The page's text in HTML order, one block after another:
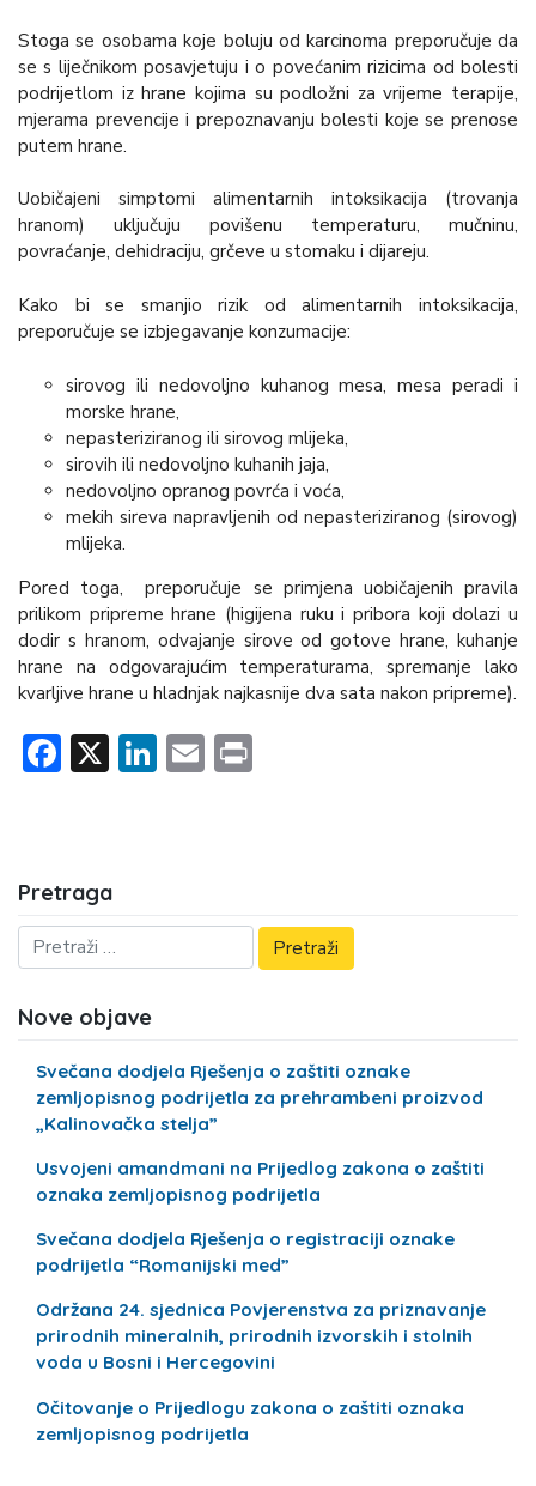
Stoga se osobama koje boluju od karcinoma preporučuje da
se s liječnikom posavjetuju i o povećanim rizicima od bolesti
podrijetlom iz hrane kojima su podložni za vrijeme terapije,
mjerama prevencije i prepoznavanju bolesti koje se prenose
putem hrane.
Uobičajeni simptomi alimentarnih intoksikacija (trovanja
hranom) uključuju povišenu temperaturu, mučninu,
povraćanje, dehidraciju, grčeve u stomaku i dijareju.
Kako bi se smanjio rizik od alimentarnih intoksikacija,
preporučuje se izbjegavanje konzumacije:
sirovog ili nedovoljno kuhanog mesa, mesa peradi i
morske hrane,
nepasteriziranog ili sirovog mlijeka,
sirovih ili nedovoljno kuhanih jaja,
nedovoljno opranog povrća i voća,
mekih sireva napravljenih od nepasteriziranog (sirovog)
mlijeka.
Pored toga, preporučuje se primjena uobičajenih pravila
prilikom pripreme hrane (higijena ruku i pribora koji dolazi u
dodir s hranom, odvajanje sirove od gotove hrane, kuhanje
hrane na odgovarajućim temperaturama, spremanje lako
kvarljive hrane u hladnjak najkasnije dva sata nakon pripreme).
Facebook
X LinkedIn
Email
Pretraga
Nove objave
Svečana dodjela Rješenja o zaštiti oznake
zemljopisnog podrijetla za prehrambeni proizvod
„Kalinovačka stelja”
Usvojeni amandmani na Prijedlog zakona o zaštiti
oznaka zemljopisnog podrijetla
Svečana dodjela Rješenja o registraciji oznake
podrijetla “Romanijski med”
Održana 24. sjednica Povjerenstva za priznavanje
prirodnih mineralnih, prirodnih izvorskih i stolnih
voda u Bosni i Hercegovini
Očitovanje o Prijedlogu zakona o zaštiti oznaka
zemljopisnog podrijetla